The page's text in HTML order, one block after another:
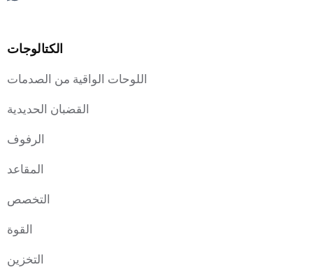
الكتالوجات
اللوحات الواقية من الصدمات
القضبان الحديدية
الرفوف
المقاعد
التخصص
القوة
التخزين